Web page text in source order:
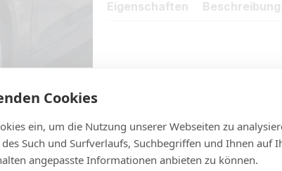
Eigenschaften Beschreibung
Cookies
ein, um die Nutzung unserer Webseiten zu
Such und Surfverlaufs, Suchbegriffen und Ihnen auf
angepasste Informationen anbieten zu können.